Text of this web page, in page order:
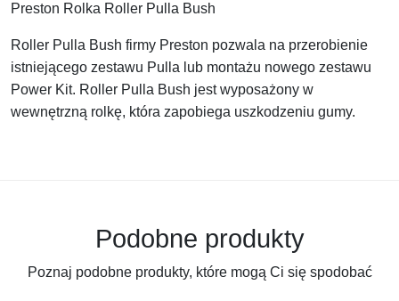
Preston Rolka Roller Pulla Bush
Roller Pulla Bush firmy Preston pozwala na przerobienie
istniejącego zestawu Pulla lub montażu nowego zestawu
Power Kit. Roller Pulla Bush jest wyposażony w
wewnętrzną rolkę, która zapobiega uszkodzeniu gumy.
Podobne produkty
Poznaj podobne produkty, które mogą Ci się spodobać